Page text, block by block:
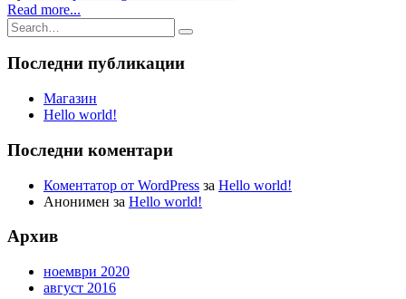
Read more...
Последни публикации
Магазин
Hello world!
Последни коментари
Коментатор от WordPress за Hello world!
Анонимен за Hello world!
Архив
ноември 2020
август 2016